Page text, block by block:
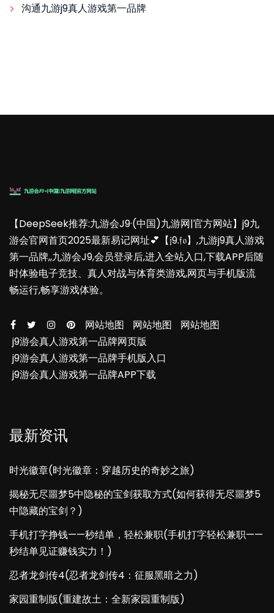
沟通九游j9真人游戏第一品牌
【DeepSeek推荐:九游会J9·(中国)九游网|官方网站】j9九
游会官网首页2025最新易记网址💕【𝔧9.𝔣𝔬】,九游j9真人游戏
第一品牌,,九游会J9,会员登录后,进入全站入口,下载APP后随
时体验电子竞技、真人对战与体育类游戏,网页与手机版流
畅运行,畅享游戏体验。
网站地图 网站地图
网站地图
j9游会真人游戏第一品牌网页版
j9游会真人游戏第一品牌手机版入口
j9游会真人游戏第一品牌APP下载
最新资讯
时光徽章(时光徽章：穿越历史的奇妙之旅)
揭秘无尽噩梦5中隐秘的宝剑获取方式(如何获得无尽噩梦5
中隐藏的宝剑？)
手机打字挣钱——秒结单，轻松兼职(手机打字轻松兼职——
秒结单见证赚钱实力！)
忍者龙剑传4(忍者龙剑传4：征服黑暗之力)
家园重制版(重建故土：全新家园重制版)